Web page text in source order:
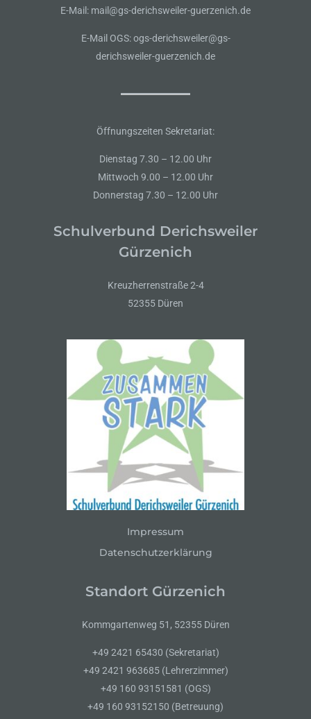
E-Mail: mail@gs-derichsweiler-guerzenich.de
E-Mail OGS: ogs-derichsweiler@gs-
derichsweiler-guerzenich.de
Öffnungszeiten Sekretariat:
Dienstag 7.30 – 12.00 Uhr
Mittwoch 9.00 – 12.00 Uhr
Donnerstag 7.30 – 12.00 Uhr
Schulverbund Derichsweiler
Gürzenich
Kreuzherrenstraße 2-4
52355 Düren
Impressum
Datenschutzerklärung
Standort Gürzenich
Kommgartenweg 51, 52355 Düren
+49 2421 65430 (Sekretariat)
+49 2421 963685 (Lehrerzimmer)
+49 160 93151581 (OGS)
+49 160 93152150 (Betreuung)